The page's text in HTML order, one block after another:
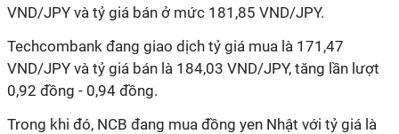
VND/JPY và tỷ giá bán ở mức 181,85 VND/JPY.
Techcombank đang giao dịch tỷ giá mua là 171,47
VND/JPY và tỷ giá bán là 184,03 VND/JPY, tăng lần lượt
0,92 đồng - 0,94 đồng.
Trong khi đó, NCB đang mua đồng yen Nhật với tỷ giá là